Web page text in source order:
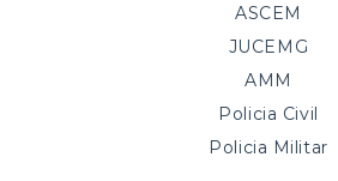
ASCEM
JUCEMG
AMM
Policia Civil
Policia Militar